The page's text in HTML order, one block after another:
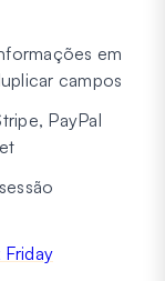
em
campos
PayPal